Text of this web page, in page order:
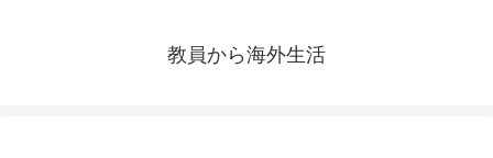
教員から海外生活